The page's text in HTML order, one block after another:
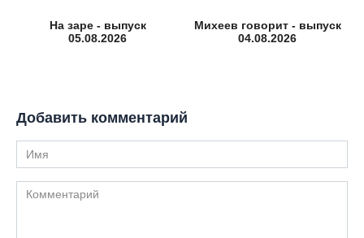
На заре - выпуск
05.08.2026
Михеев говорит - выпуск
04.08.2026
Добавить комментарий
Имя
Комментарий